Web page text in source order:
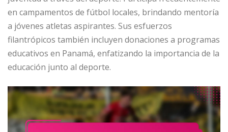
en campamentos de fútbol locales, brindando mentoría
a jóvenes atletas aspirantes. Sus esfuerzos
filantrópicos también incluyen donaciones a programas
educativos en Panamá, enfatizando la importancia de la
educación junto al deporte.